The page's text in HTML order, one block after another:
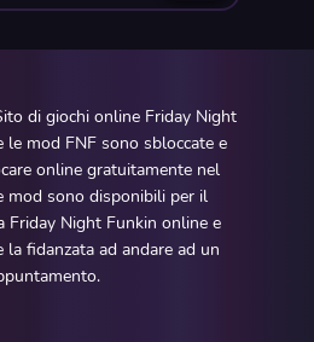
di giochi online Friday Night
le mod FNF sono sbloccate e
online gratuitamente nel
mod sono disponibili per il
Friday Night Funkin online e
fidanzata ad andare ad un